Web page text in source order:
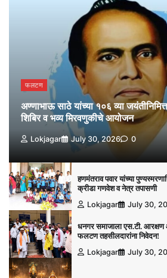
फलटण
अण्णाभाऊ साठे यांच्या १०६ व्या
शिबिर व भव्य मिरवणुकीचे आयोजन
Lokjagar July 30, 2026 0
हणमंतराव पवार यांच्या
क्रीडा गणवेश व नेत्र तपासणी
Lokjagar
July 30,
धनगर समाजाला एस.टी. आरक्षण
फलटण तहसीलदारांना निवेदन!
Lokjagar
July 30,